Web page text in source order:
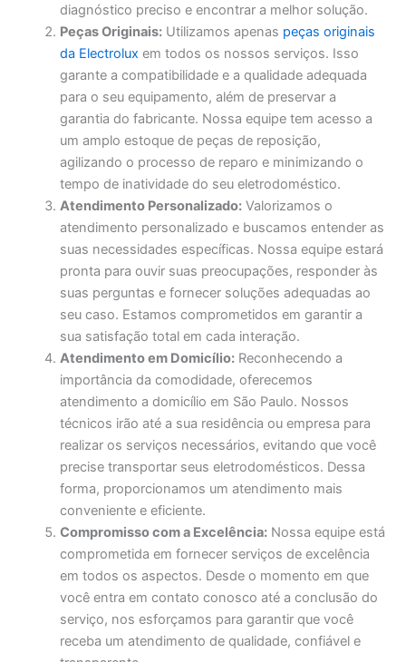
diagnóstico preciso e encontrar a melhor solução.
Peças Originais: Utilizamos apenas peças originais
da Electrolux em todos os nossos serviços. Isso
garante a compatibilidade e a qualidade adequada
para o seu equipamento, além de preservar a
garantia do fabricante. Nossa equipe tem acesso a
um amplo estoque de peças de reposição,
agilizando o processo de reparo e minimizando o
tempo de inatividade do seu eletrodoméstico.
Atendimento Personalizado: Valorizamos o
atendimento personalizado e buscamos entender as
suas necessidades específicas. Nossa equipe estará
pronta para ouvir suas preocupações, responder às
suas perguntas e fornecer soluções adequadas ao
seu caso. Estamos comprometidos em garantir a
sua satisfação total em cada interação.
Atendimento em Domicílio: Reconhecendo a
importância da comodidade, oferecemos
atendimento a domicílio em São Paulo. Nossos
técnicos irão até a sua residência ou empresa para
realizar os serviços necessários, evitando que você
precise transportar seus eletrodomésticos. Dessa
forma, proporcionamos um atendimento mais
conveniente e eficiente.
Compromisso com a Excelência: Nossa equipe está
comprometida em fornecer serviços de excelência
em todos os aspectos. Desde o momento em que
você entra em contato conosco até a conclusão do
serviço, nos esforçamos para garantir que você
receba um atendimento de qualidade, confiável e